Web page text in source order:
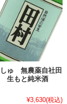
ゅ 無農薬自社田
生もと純米酒
¥3,630(税込)